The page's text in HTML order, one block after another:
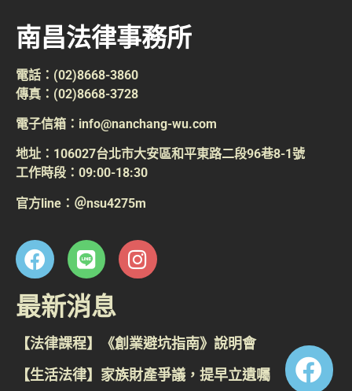
南昌法律事務所
電話：(02)8668-3860
傳真：(02)8668-3728
電子信箱：info@nanchang-wu.com
地址：106027台北市大安區和平東路二段96巷8-1號
工作時段：09:00-18:30
官方line：＠nsu4275m
最新消息
【法律課程】《創業避坑指南》說明會
【生活法律】家族財產爭議，提早立遺囑